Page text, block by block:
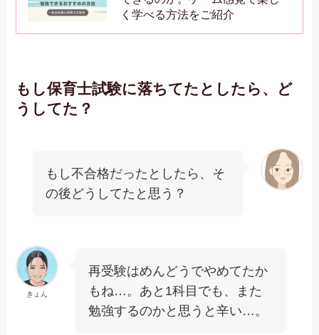
く学べる方法をご紹介
もし保育士試験に落ちてたとしたら、ど
うしてた？
もし不合格だったとしたら、そ
の後どうしてたと思う？
きょん
再受験はめんどうでやめてたか
もね…。あと1科目でも、また
勉強するのかと思うと辛い…。